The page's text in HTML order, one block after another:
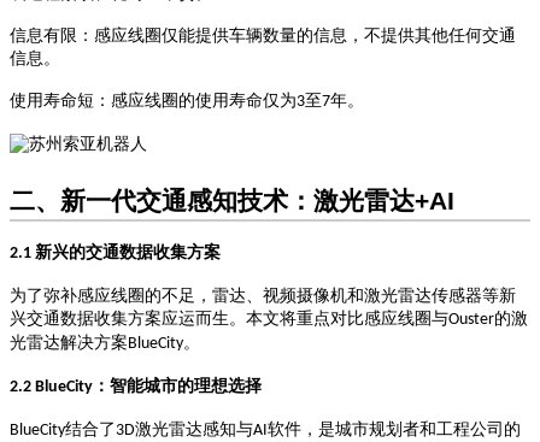
信息有限 ‌：感应线圈仅能提供车辆数量的信息，不提供其他任何交通
信息。
使用寿命短 ‌：感应线圈的使用寿命仅为3至7年。
二、新一代交通感知技术：激光雷达+AI
2.1 新兴的交通数据收集方案
为了弥补感应线圈的不足，雷达、视频摄像机和激光雷达传感器等新
兴交通数据收集方案应运而生。本文将重点对比感应线圈与Ouster的激
光雷达解决方案 BlueCity。
2.2 BlueCity ：智能城市的理想选择
BlueCity结合了 3D激光雷达感知与AI 软件，是城市规划者和工程公司的